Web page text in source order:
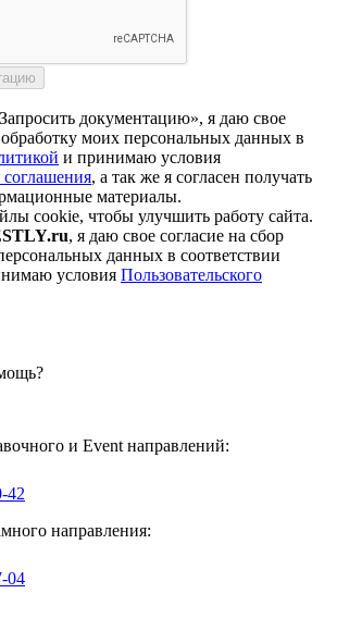
документацию», я даю свое
обработку моих персональных данных в
и принимаю условия
соглашения, а так же я согласен получать
материалы.
cookie, чтобы улучшить работу сайта.
, я даю свое согласие на сбор
данных в соответствии
условия Пользовательского
и Event направлений:
42
направления:
04